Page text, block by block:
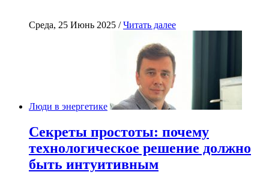
Среда, 25 Июнь 2025 /Читать далее
Люди в энергетике
Секреты простоты: почему
технологическое решение должно
быть интуитивным